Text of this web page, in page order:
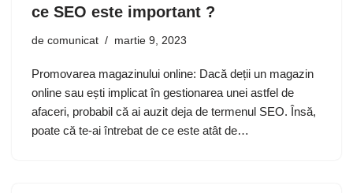
ce SEO este important ?
de comunicat martie 9, 2023
Promovarea magazinului online: Dacă deții un magazin
online sau ești implicat în gestionarea unei astfel de
afaceri, probabil că ai auzit deja de termenul SEO. Însă,
poate că te-ai întrebat de ce este atât de…